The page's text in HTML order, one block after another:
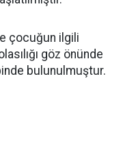
çocuğun ilgili
göz önünde
bulunulmuştur.